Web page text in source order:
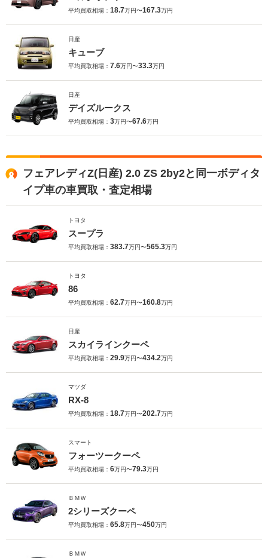
平均買取相場： 18.7万円〜167.3万円
日産
キューブ
平均買取相場： 7.6万円〜33.3万円
日産
デイズルークス
平均買取相場： 3万円〜67.6万円
フェアレディZ(日産) 2.0 ZS 2by2と同一ボディタ
イプ車の車買取・査定相場
トヨタ
スープラ
平均買取相場： 383.7万円〜565.3万円
トヨタ
86
平均買取相場： 62.7万円〜160.8万円
日産
スカイラインクーペ
平均買取相場： 29.9万円〜434.2万円
マツダ
RX-8
平均買取相場： 18.7万円〜202.7万円
スマート
フォーツークーペ
平均買取相場： 6万円〜79.3万円
ＢＭＷ
2シリーズクーペ
平均買取相場： 65.8万円〜450万円
ＢＭＷ